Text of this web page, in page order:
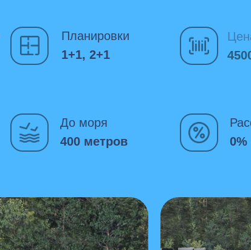
Планировки
1+1, 2+1
До моря
400 метров
0%